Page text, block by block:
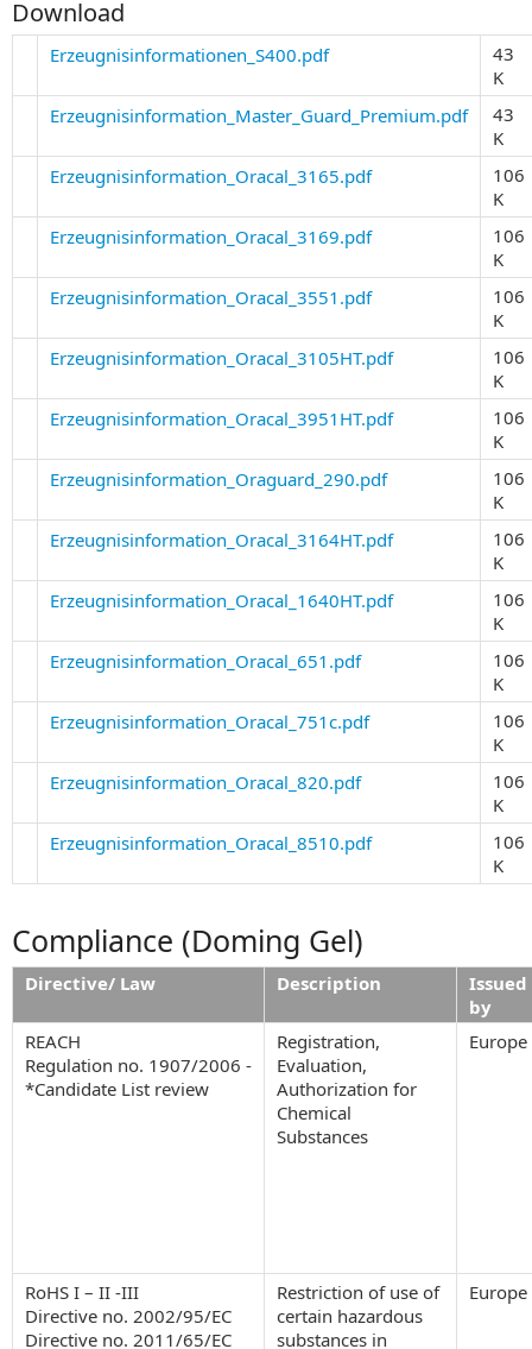
Download
Erzeugnisinformationen_S400.pdf
43
K
Erzeugnisinformation_Master_Guard_Premium.pdf
43
K
Erzeugnisinformation_Oracal_3165.pdf
106
K
Erzeugnisinformation_Oracal_3169.pdf
106
K
Erzeugnisinformation_Oracal_3551.pdf
106
K
Erzeugnisinformation_Oracal_3105HT.pdf
106
K
Erzeugnisinformation_Oracal_3951HT.pdf
106
K
Erzeugnisinformation_Oraguard_290.pdf
106
K
Erzeugnisinformation_Oracal_3164HT.pdf
106
K
Erzeugnisinformation_Oracal_1640HT.pdf
106
K
Erzeugnisinformation_Oracal_651.pdf
106
K
Erzeugnisinformation_Oracal_751c.pdf
106
K
Erzeugnisinformation_Oracal_820.pdf
106
K
Erzeugnisinformation_Oracal_8510.pdf
106
K
Compliance (Doming Gel)
Directive/ Law Description
Issued
by
REACH
Regulation no. 1907/2006 -
*Candidate List review
Registration,
Evaluation,
Authorization for
Chemical
Substances
Europe
RoHS I – II -III
Directive no. 2002/95/EC
Directive no. 2011/65/EC
Restriction of use of
certain hazardous
substances in
Europe